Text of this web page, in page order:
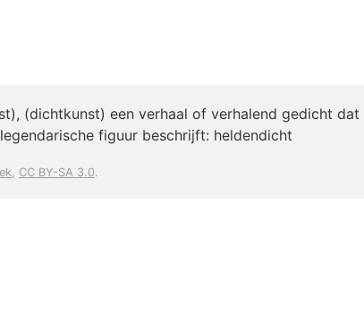
(dichtkunst) een verhaal of verhalend gedicht dat
figuur beschrijft: heldendicht
, CC BY-SA 3.0.